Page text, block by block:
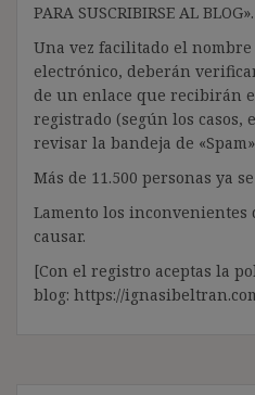
PARA SUSCRIBIRSE AL BLOG».
Una vez facilitado el
electrónico, deberán
de un enlace que recibirán
registrado (según los casos,
revisar la bandeja de
Más de 11.500 personas ya
Lamento los inconvenientes
causar.
[Con el registro aceptas la
blog: https://